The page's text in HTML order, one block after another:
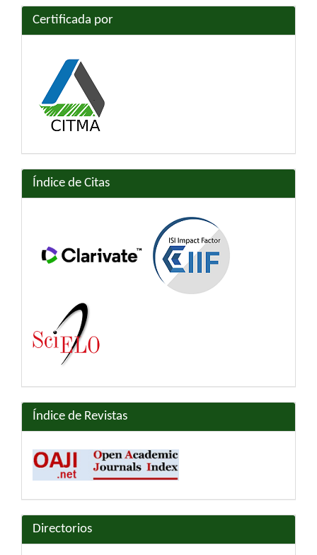
Certificada por
Índice de Citas
Índice de Revistas
Directorios